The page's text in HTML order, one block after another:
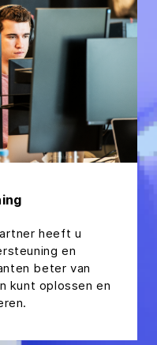
heeft u
en
beter van
kunt oplossen en